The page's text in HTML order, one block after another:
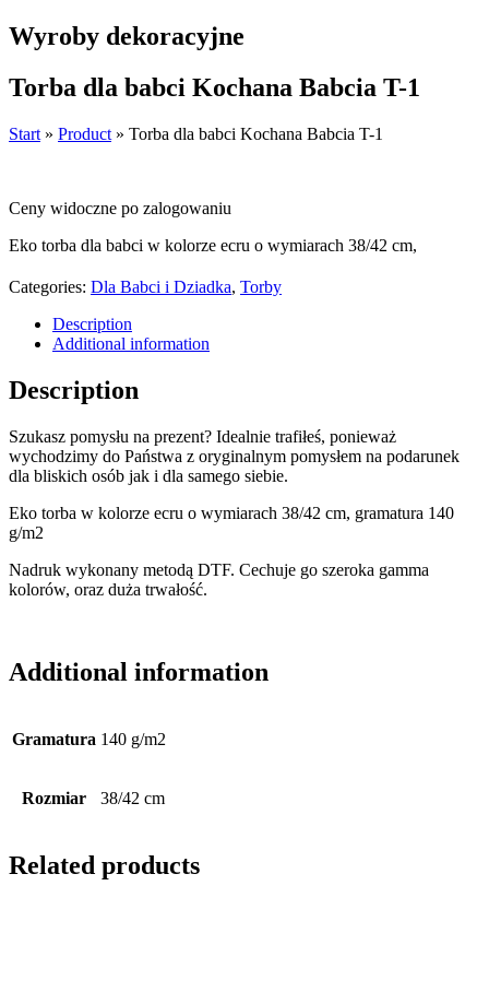
Wyroby dekoracyjne
Torba dla babci Kochana Babcia T-1
Start » Product » Torba dla babci Kochana Babcia T-1
Ceny widoczne po zalogowaniu
Eko torba dla babci w kolorze ecru o wymiarach 38/42 cm,
Categories: Dla Babci i Dziadka, Torby
Description
Additional information
Description
Szukasz pomysłu na prezent? Idealnie trafiłeś, ponieważ
wychodzimy do Państwa z oryginalnym pomysłem na podarunek
dla bliskich osób jak i dla samego siebie.
Eko torba w kolorze ecru o wymiarach 38/42 cm, gramatura 140
g/m2
Nadruk wykonany metodą DTF. Cechuje go szeroka gamma
kolorów, oraz duża trwałość.
Additional information
Gramatura 140 g/m2
Rozmiar 38/42 cm
Related products